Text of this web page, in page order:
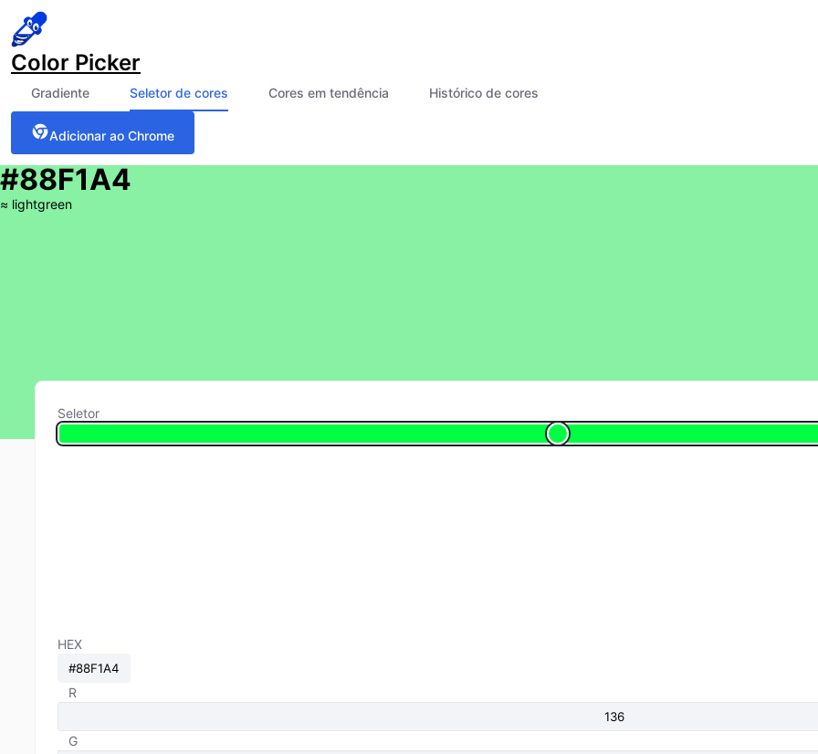
Color Picker
Gradiente Seletor de cores Cores em tendência Histórico de cores
Adicionar ao Chrome
#88F1A4
≈ lightgreen
Seletor
HEX
R
G